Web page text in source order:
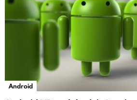
Android